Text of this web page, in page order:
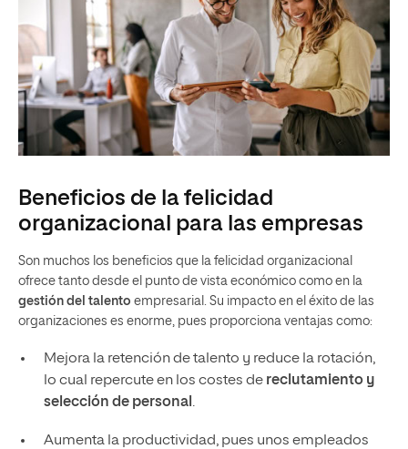
Beneficios de la felicidad
organizacional para las empresas
Son muchos los beneficios que la felicidad organizacional
ofrece tanto desde el punto de vista económico como en la
gestión del talento empresarial. Su impacto en el éxito de las
organizaciones es enorme, pues proporciona ventajas como:
Mejora la retención de talento y reduce la rotación,
lo cual repercute en los costes de reclutamiento y
selección de personal .
Aumenta la productividad, pues unos empleados